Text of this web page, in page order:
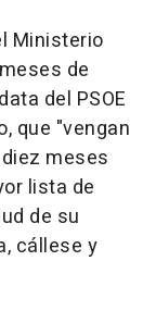
Ministerio
de
del PSOE
que "vengan
meses
lista de
de su
cállese y